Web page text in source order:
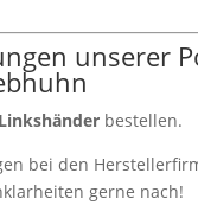
unserer
Linkshänder bestellen.
bei den
gerne nach!